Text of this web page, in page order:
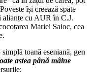
își creează spate
alianțe cu AUR în C.J.
Mariei Saioc, cea
toană eseniană, gen
astea până mâine